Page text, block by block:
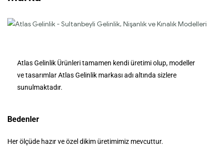
Atlas Gelinlik Ürünleri tamamen kendi üretimi olup, modeller
ve tasarımlar Atlas Gelinlik markası adı altında sizlere
sunulmaktadır.
Bedenler
Her ölçüde hazır ve özel dikim üretimimiz mevcuttur.